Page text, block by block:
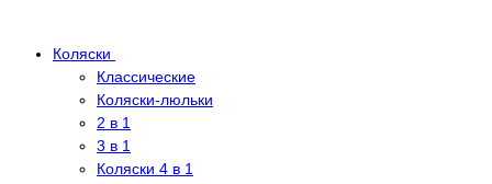
Коляски
Классические
Коляски-люльки
2 в 1
3 в 1
Коляски 4 в 1